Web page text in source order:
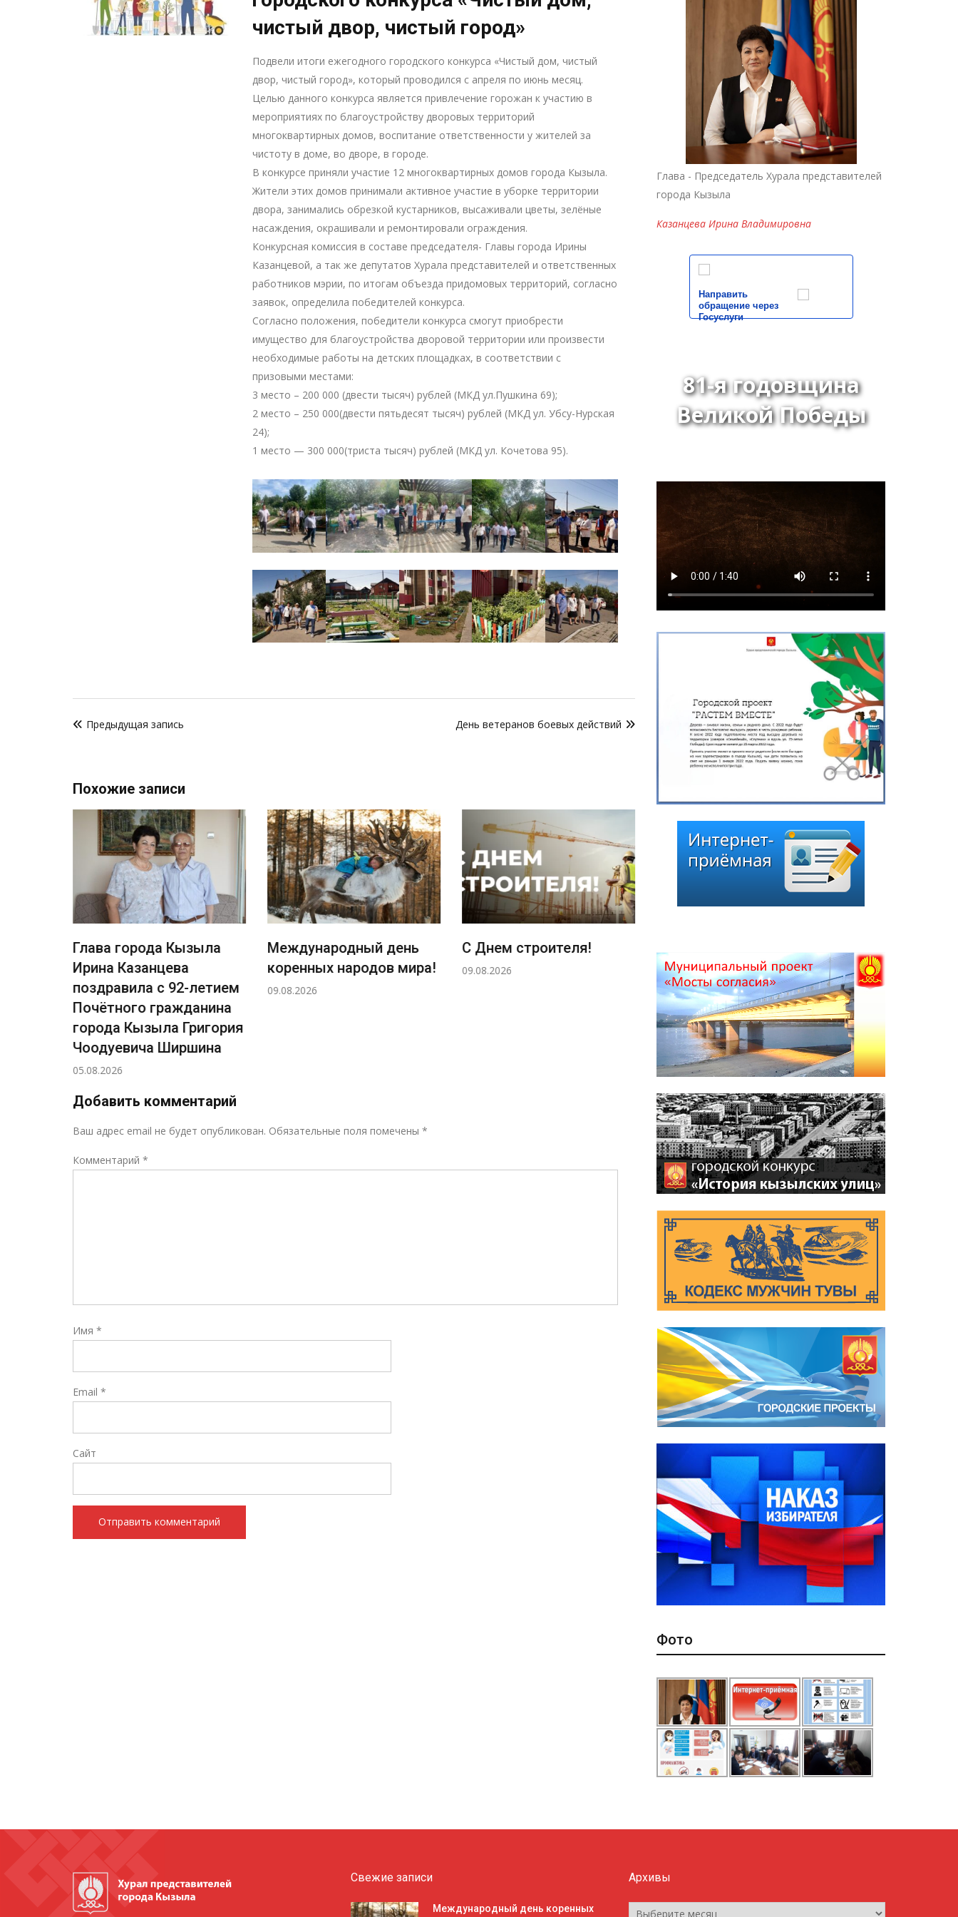
чистый двор, чистый город»
Подвели итоги ежегодного городского конкурса «Чистый дом, чистый
двор, чистый город», который проводился с апреля по июнь месяц.
Целью данного конкурса является привлечение горожан к участию в
мероприятиях по благоустройству дворовых территорий
многоквартирных домов, воспитание ответственности у жителей за
чистоту в доме, во дворе, в городе.
В конкурсе приняли участие 12 многоквартирных домов города Кызыла.
Жители этих домов принимали активное участие в уборке территории
двора, занимались обрезкой кустарников, высаживали цветы, зелёные
насаждения, окрашивали и ремонтировали ограждения.
Конкурсная комиссия в составе председателя- Главы города Ирины
Казанцевой, а так же депутатов Хурала представителей и ответственных
работников мэрии, по итогам объезда придомовых территорий, согласно
заявок, определила победителей конкурса.
Согласно положения, победители конкурса смогут приобрести
имущество для благоустройства дворовой территории или произвести
необходимые работы на детских площадках, в соответствии с
призовыми местами:
3 место – 200 000 (двести тысяч) рублей (МКД ул.Пушкина 69);
2 место – 250 000(двести пятьдесят тысяч) рублей (МКД ул. Убсу-Нурская
24);
1 место — 300 000(триста тысяч) рублей (МКД ул. Кочетова 95).
поПредыдущая запись День ветеранов боевых действий
Похожие записи
Глава города Кызыла
Ирина Казанцева
поздравила с 92-летием
Почётного гражданина
города Кызыла Григория
Чоодуевича Ширшина
05.08.2026
Международный день
коренных народов мира!
09.08.2026
С Днем строителя!
09.08.2026
Новый понтонный
причал в Кызыле:
работы завершатся в
течение трёх дней
06.08.2026
Добавить комментарий
Ваш адрес email не будет опубликован. Обязательные поля помечены *
Комментарий *
Имя *
Email *
Сайт
Рейтинг *
Глава - Председатель Хурала представителей
города Кызыла
Казанцева Ирина Владимировна
Направить
обращение через
Госуслуги
81-я годовщина
Великой Победы
Фото
Свежие записи
Международный день коренных
Архивы
Архивы